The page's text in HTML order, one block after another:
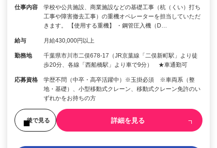
仕事内容
学校や公共施設、商業施設などの基礎工事（杭（くい）打ち
工事や障害撤去工事）の重機オペレーターを担当していただ
きます。 【使用する重機】 ・鋼管圧入機（D…
給与 月給430,000円以上
勤務地
千葉県市川市二俣678-17（JR京葉線「二俣新町駅」より徒
歩20分、各線「西船橋駅」より車で9分） ★車通勤可
応募資格
学歴不問（中卒・高卒活躍中）※玉掛必須 ※車両系（整
地・基礎）、小型移動式クレーン、移動式クレーン免許のい
ずれかをお持ちの方
後で見る 詳細を見る